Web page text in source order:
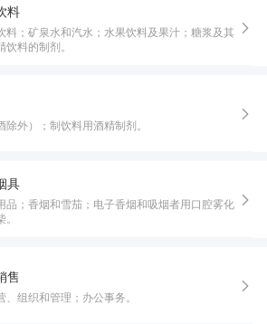
料
料；矿泉水和汽水；水果饮料及果汁；糖浆及其
料的制剂。
外）；制饮料用酒精制剂。
具
品；香烟和雪茄；电子香烟和吸烟者用口腔雾化
售
、组织和管理；办公事务。